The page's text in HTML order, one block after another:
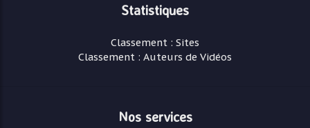
Statistiques
Classement : Sites
Classement : Auteurs de Vidéos
Nos services